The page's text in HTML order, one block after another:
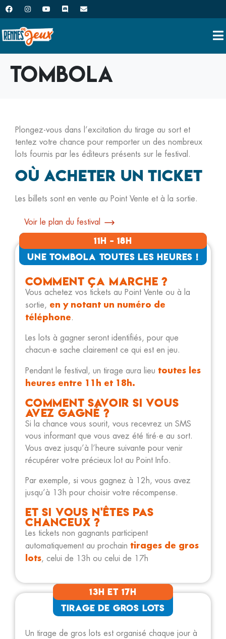
Tombola
Plongez-vous dans l’excitation du tirage au sort et
tentez votre chance pour remporter un des nombreux
lots fournis par les éditeurs présents sur le festival.
Où acheter un ticket
Les billets sont en vente au Point Vente et à la sortie.
Voir le plan du festival
11h - 18h
Une tombola toutes Les heures !
Comment ça marche ?
Vous achetez vos tickets au Point Vente ou à la
sortie, en y notant un numéro de
téléphone.
Les lots à gagner seront identifiés, pour que
chacun·e sache clairement ce qui est en jeu.
Pendant le festival, un tirage aura lieu toutes les
heures entre 11h et 18h.
Comment savoir si vous
avez gagné ?
Si la chance vous sourit, vous recevrez un SMS
vous informant que vous avez été tiré·e au sort.
Vous avez jusqu’à l’heure suivante pour venir
récupérer votre précieux lot au Point Info.
Par exemple, si vous gagnez à 12h, vous avez
jusqu’à 13h pour choisir votre récompense.
Et si vous n'êtes pas
chanceux ?
Les tickets non gagnants participent
automatiquement au prochain tirages de gros
lots, celui de 13h ou celui de 17h
13h et 17h
Tirage de gros lots
Un tirage de gros lots est organisé chaque jour à